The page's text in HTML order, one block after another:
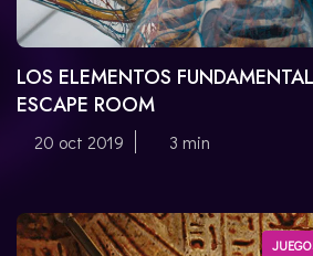
LOS ELEMENTOS
ESCAPE ROOM
20 oct 2019 3 min